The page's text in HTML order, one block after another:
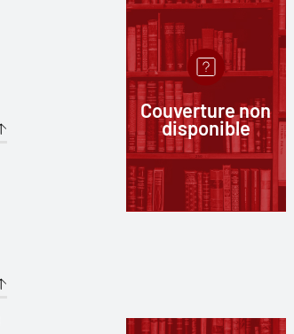
Couverture non
disponible